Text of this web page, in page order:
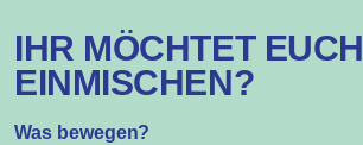
IHR MÖCHTET EUCH
EINMISCHEN?
Was bewegen?